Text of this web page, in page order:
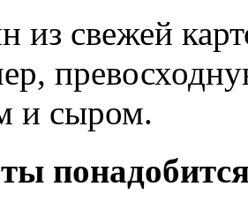
из свежей
и сыром.